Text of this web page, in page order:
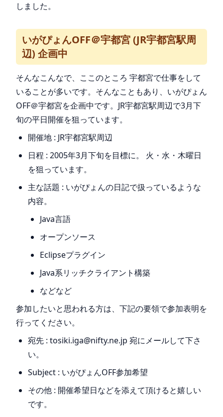
しました。
いがぴょんOFF＠宇都宮 (JR宇都宮駅周
辺) 企画中
そんなこんなで、ここのところ 宇都宮で仕事をして
いることが多いです。そんなこともあり、いがぴょん
OFF＠宇都宮を企画中です。JR宇都宮駅周辺で3月下
旬の平日開催を狙っています。
開催地 : JR宇都宮駅周辺
日程 : 2005年3月下旬を目標に。 火・水・木曜日
を狙っています。
主な話題 : いがぴょんの日記で扱っているような
内容。
Java言語
オープンソース
Eclipseプラグイン
Java系リッチクライアント構築
などなど
参加したいと思われる方は、下記の要領で参加表明を
行ってください。
宛先 : tosiki.iga@nifty.ne.jp 宛にメールして下さ
い。
Subject : いがぴょんOFF参加希望
その他 : 開催希望日などを添えて頂けると嬉しい
です。